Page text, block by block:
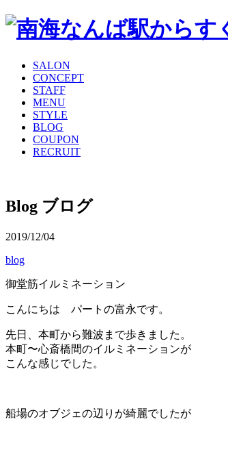
SALON
CONCEPT
STAFF
MENU
STYLE
BLOG
COUPON
RECRUIT
Blog ブログ
2019/12/04
blog
御堂筋イルミネーション
こんにちは パートの富永です。
先日、本町から難波まで歩きました。
本町〜心斎橋間のイルミネーションが
こんな感じでした。
船場のオブジェの辺りが綺麗でしたが